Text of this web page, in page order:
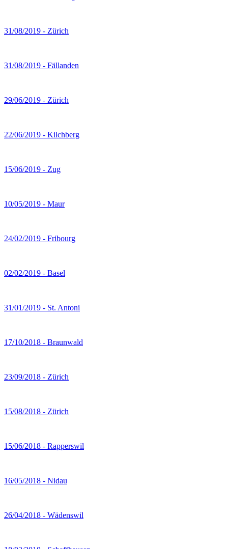
31/08/2019 - Zürich
31/08/2019 - Fällanden
29/06/2019 - Zürich
22/06/2019 - Kilchberg
15/06/2019 - Zug
10/05/2019 - Maur
24/02/2019 - Fribourg
02/02/2019 - Basel
31/01/2019 - St. Antoni
17/10/2018 - Braunwald
23/09/2018 - Zürich
15/08/2018 - Zürich
15/06/2018 - Rapperswil
16/05/2018 - Nidau
26/04/2018 - Wädenswil